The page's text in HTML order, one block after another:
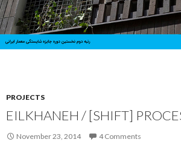
PROJECTS
EILKHANEH / [SHIFT]
November 23, 2014 4 Comments